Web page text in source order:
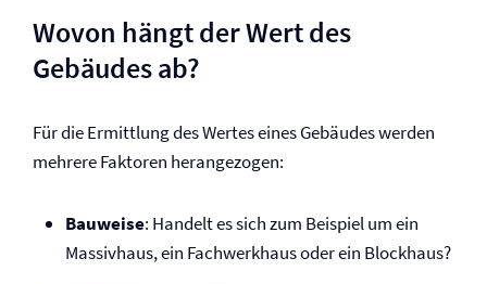
Wovon hängt der Wert des
Gebäudes ab?
Für die Ermittlung des Wertes eines Gebäudes werden
mehrere Faktoren herangezogen:
Bauweise: Handelt es sich zum Beispiel um ein
Massivhaus, ein Fachwerkhaus oder ein Blockhaus?